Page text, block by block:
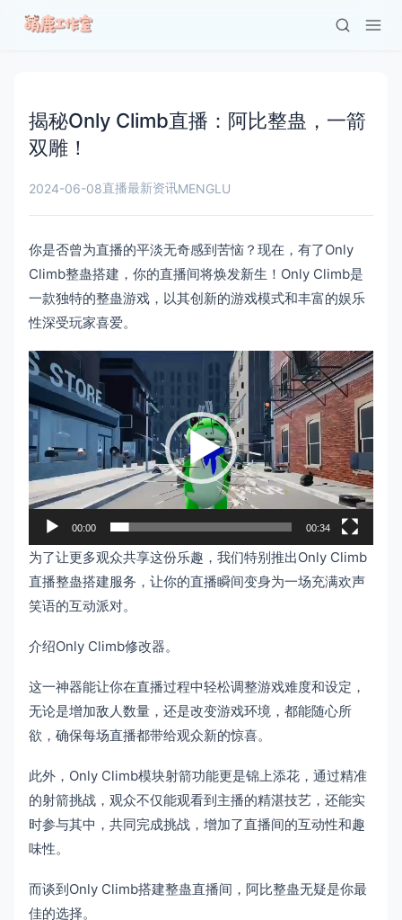
揭秘Only Climb直播：阿比整蛊，一箭
双雕！
2024-06-08直播最新资讯MENGLU
你是否曾为直播的平淡无奇感到苦恼？现在，有了Only
Climb整蛊搭建，你的直播间将焕发新生！Only Climb是
一款独特的整蛊游戏，以其创新的游戏模式和丰富的娱乐
性深受玩家喜爱。
视
频
播
放
器
00:00 00:34
为了让更多观众共享这份乐趣，我们特别推出Only Climb
直播整蛊搭建服务，让你的直播瞬间变身为一场充满欢声
笑语的互动派对。
介绍Only Climb修改器。
这一神器能让你在直播过程中轻松调整游戏难度和设定，
无论是增加敌人数量，还是改变游戏环境，都能随心所
欲，确保每场直播都带给观众新的惊喜。
此外，Only Climb模块射箭功能更是锦上添花，通过精准
的射箭挑战，观众不仅能观看到主播的精湛技艺，还能实
时参与其中，共同完成挑战，增加了直播间的互动性和趣
味性。
而谈到Only Climb搭建整蛊直播间，阿比整蛊无疑是你最
佳的选择。